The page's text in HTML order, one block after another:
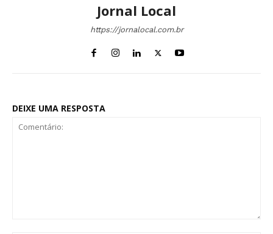
Jornal Local
https://jornalocal.com.br
DEIXE UMA RESPOSTA